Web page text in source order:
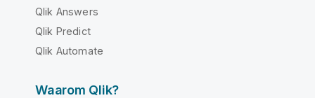
Qlik Answers
Qlik Predict
Qlik Automate
Waarom Qlik?